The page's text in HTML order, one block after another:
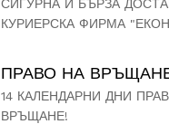
СИГУРНА И БЪРЗА
КУРИЕРСКА ФИРМА
ПРАВО НА
14 КАЛЕНДАРНИ ДНИ
ВРЪЩАНЕ!